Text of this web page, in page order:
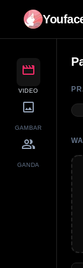
movie
VIDEO
image
GAMBAR
group
GANDA